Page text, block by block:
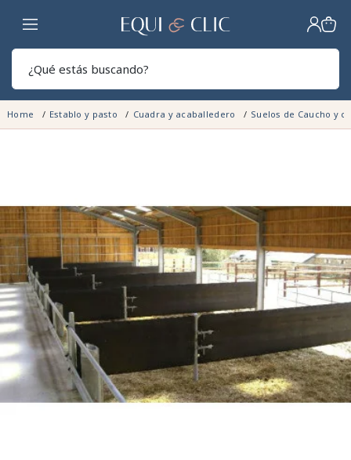
Hogar
Home Establo y pasto Cuadra y acaballedero Suelos de Caucho y